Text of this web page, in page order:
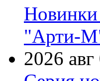
Новинки
"Арти-
2026 авг